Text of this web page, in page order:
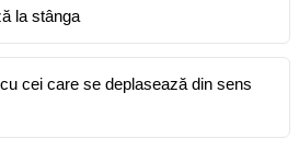
la stânga
cei care se deplasează din sens